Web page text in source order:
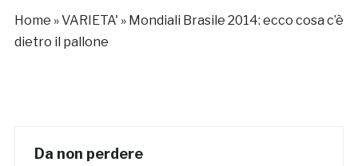
Home »VARIETA' » Mondiali Brasile 2014: ecco cosa c’è
dietro il pallone
Da non perdere